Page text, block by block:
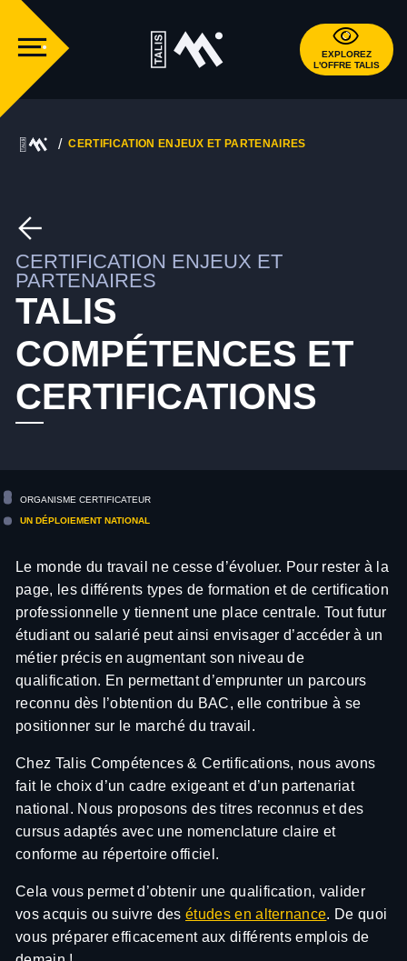
EXPLOREZ
L'OFFRE TALIS
CERTIFICATION ENJEUX ET PARTENAIRES
CERTIFICATION ENJEUX ET
PARTENAIRES
TALIS
COMPÉTENCES ET
CERTIFICATIONS
ORGANISME CERTIFICATEUR
UN DÉPLOIEMENT NATIONAL
Le monde du travail ne cesse d’évoluer. Pour rester à la
page, les différents types de formation et de certification
professionnelle y tiennent une place centrale. Tout futur
étudiant ou salarié peut ainsi envisager d’accéder à un
métier précis en augmentant son niveau de
qualification. En permettant d’emprunter un parcours
reconnu dès l’obtention du BAC, elle contribue à se
positionner sur le marché du travail.
Chez Talis Compétences & Certifications, nous avons
fait le choix d’un cadre exigeant et d’un partenariat
national. Nous proposons des titres reconnus et des
cursus adaptés avec une nomenclature claire et
conforme au répertoire officiel.
Cela vous permet d’obtenir une qualification, valider
vos acquis ou suivre desétudes en alternance. De quoi
vous préparer efficacement aux différents emplois de